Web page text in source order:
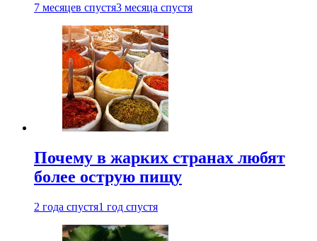
7 месяцев спустя3 месяца спустя
Почему в жарких странах любят
более острую пищу
2 года спустя1 год спустя